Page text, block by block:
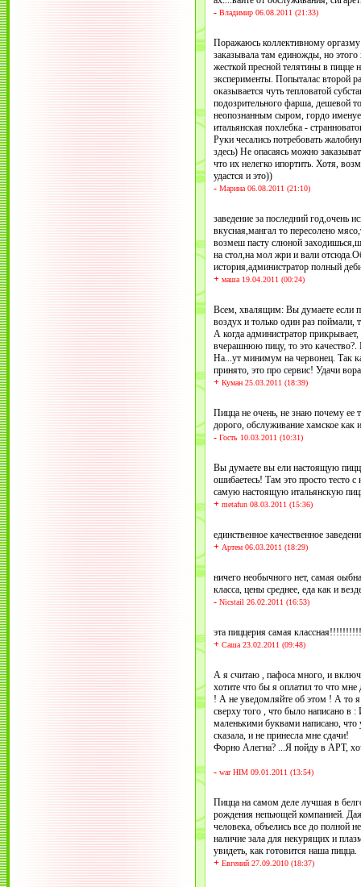
- Владимир 06.08.2011 (21:33)
Поражаюсь коллективному
заказывала там единожды, но
жесткой пресной телятины в пицце
эксперименты. Попыталас второй
оказывается чуть тепловатой
подозрительного фарша, дешевой
неопознанным сыром, гордо
итальянская похлебка -
Руки чесались потребовать
здесь) Не опасаясь можно
что их нелегко ипортить. Хотя,
удастся и это))
- Марина 06.08.2011 (21:10)
заведение за последний год,очень
вкусная,мангал то пересолено
возмеш пасту слюной
на стол,на мол жри и вали
история,администратор полный
+ маша 19.04.2011 (00:24)
Всем, хвалящим: Вы думаете если
воздух и только один раз поймали,
А когда администратор
вчерашнюю пицу, то это качество?.
На...ут минимум на червонец. Так
принято, это про сервис! Удачи
+ Куман 25.03.2011 (18:39)
Пицца не очень, не знаю почему ее
дорого, обслуживание хамское как
- Гость 10.03.2011 (10:31)
Вы думаете вы ели настоящую
ошибаетесь! Там это просто тесто
самую настоящую итальянскую
+ metafun 08.03.2011 (15:36)
единственное качественное
+ Артем 06.03.2011 (18:29)
ничего необычного нет, самая
класса, цены среднее, еда как и
- Nicstail 26.02.2011 (16:53)
эта пиццерия самая
+ Саша 23.02.2011 (09:48)
А я считаю , пафоса много, и
хотите что бы я оплатил то что мне
! А не уведомляйте об этом ! А то
сверху того , что было написано
маленькими буквами написано, что
сказала, и не принесла мне сдачи!
Форно Алегна? ...Я пойду в АРТ,
- war HIM 09.01.2011 (13:54)
Пицца на самом деле лучшая в
рождения непьющей компанией.
человека, объелись все до полной
наличие зала для некурящих и
увидеть, как готовится наша пицца.
+ Евгений 27.09.2010 (18:37)